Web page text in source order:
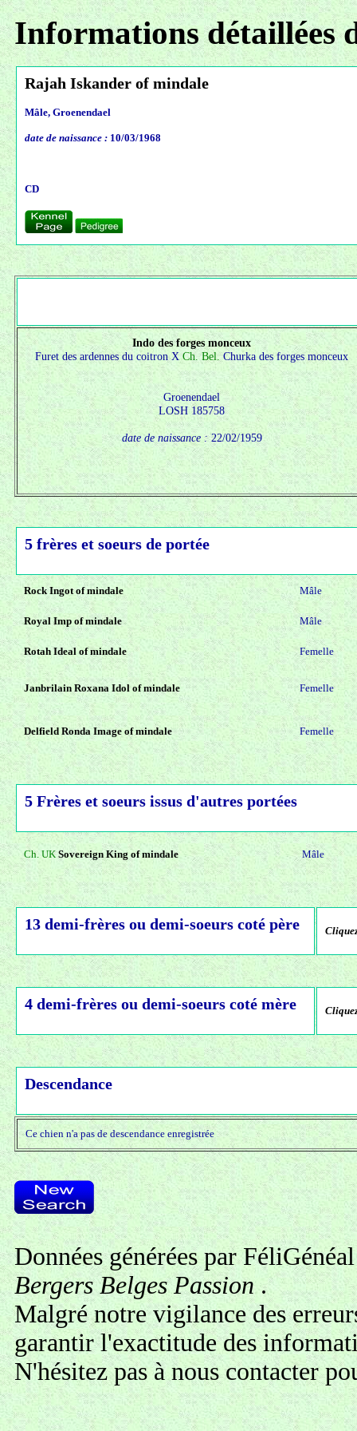
Informations détaillées
Rajah Iskander of mindale
Mâle, Groenendael
date de naissance : 10/03/1968
CD
Indo des forges monceux
Furet des ardennes du coitron XCh. Bel.Churka des forges monceux
Groenendael
LOSH 185758
date de naissance :22/02/1959
5 frères et soeurs de portée
Rock Ingot of mindale Mâle
Royal Imp of mindale Mâle
Rotah Ideal of mindale Femelle
Janbrilain Roxana Idol of mindale Femelle
Delfield Ronda Image of mindale Femelle
5 Frères et soeurs issus d'autres portées
Ch. UKSovereign King of mindale Mâle
13 demi-frères ou demi-soeurs coté père
4 demi-frères ou demi-soeurs coté mère
Descendance
Ce chien n'a pas de descendance enregistrée
Données générées par
Bergers Belges Passion.
Malgré notre vigilance des
garantir l'exactitude des
N'hésitez pas ànous contacter